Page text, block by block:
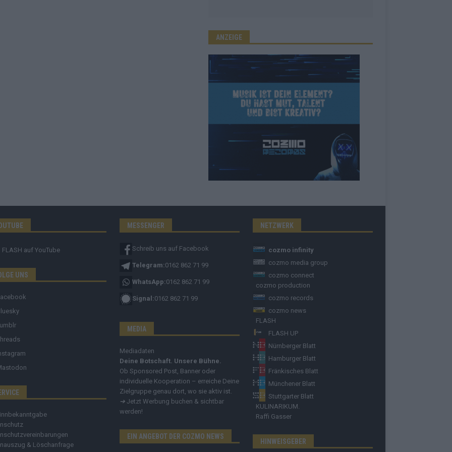
ANZEIGE
FLASH auf YouTube
UNS
& Löschanfrage
MESSENGER
Schreib uns auf Facebook
Telegram:0162 862 71 99
WhatsApp:0162 862 71 99
Signal:0162 862 71 99
MEDIA
Mediadaten
Deine Botschaft. Unsere Bühne.
Ob Sponsored Post, Banner oder
individuelle Kooperation – erreiche Deine
Zielgruppe genau dort, wo sie aktiv ist.
➔ Jetzt Werbung buchen & sichtbar
werden!
EIN ANGEBOT DER COZMO NEWS
NETZWERK
cozmo infinity
cozmo media group
cozmo connect
cozmo production
cozmo records
cozmo news
FLASH
FLASH UP
Nürnberger Blatt
Hamburger Blatt
Fränkisches Blatt
Münchener Blatt
Stuttgarter Blatt
KULINARIKUM.
Raffi Gasser
HINWEISGEBER